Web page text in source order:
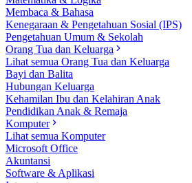
Membaca & Bahasa
Kenegaraan & Pengetahuan Sosial (IPS)
Pengetahuan Umum & Sekolah
Orang Tua dan Keluarga
Lihat semua Orang Tua dan Keluarga
Bayi dan Balita
Hubungan Keluarga
Kehamilan Ibu dan Kelahiran Anak
Pendidikan Anak & Remaja
Komputer
Lihat semua Komputer
Microsoft Office
Akuntansi
Software & Aplikasi